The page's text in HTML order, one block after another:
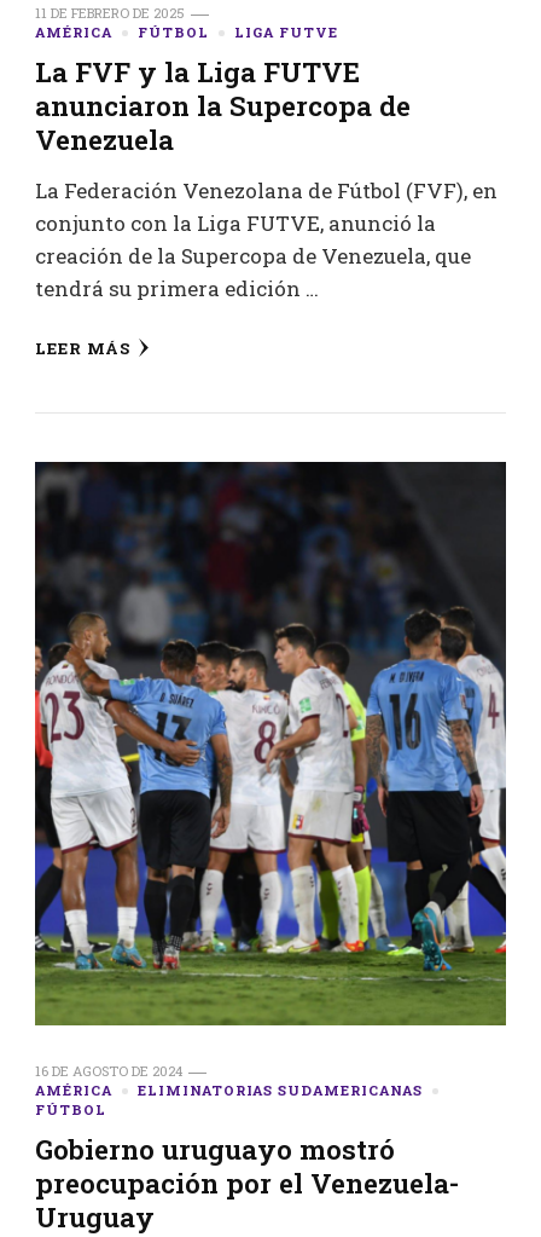
11 DE FEBRERO DE 2025
AMÉRICA
FÚTBOL LIGA FUTVE
La FVF y la Liga FUTVE
anunciaron la Supercopa de
Venezuela
La Federación Venezolana de Fútbol (FVF), en
conjunto con la Liga FUTVE, anunció la
creación de la Supercopa de Venezuela, que
tendrá su primera edición …
LEER MÁS
16 DE AGOSTO DE 2024
AMÉRICA
ELIMINATORIAS SUDAMERICANAS
FÚTBOL
Gobierno uruguayo mostró
preocupación por el Venezuela-
Uruguay